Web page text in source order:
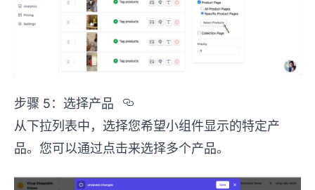
步骤 5：选择产品
Section titled
从下拉列表中，选择您希望小组件显示的特定产
品。您可以通过点击来选择多个产品。